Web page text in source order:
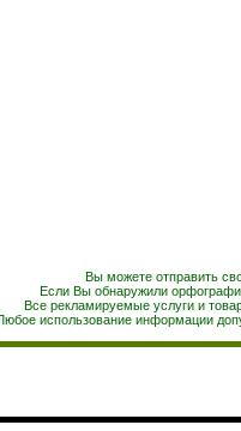
Вы можете отправить
Если Вы обнаружили
Все рекламируемые услуги и
использование информации